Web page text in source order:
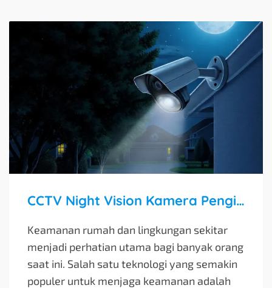
CCTV Night Vision Kamera Pengintai Malam Hari
Keamanan rumah dan lingkungan sekitar
menjadi perhatian utama bagi banyak orang
saat ini. Salah satu teknologi yang semakin
populer untuk menjaga keamanan adalah